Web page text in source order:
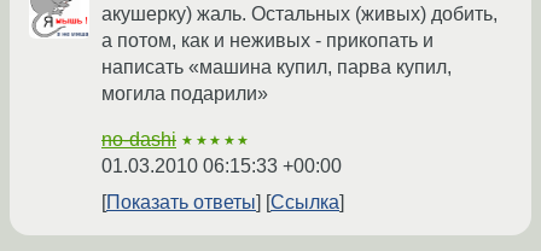
акушерку) жаль. Остальных (живых) добить,
а потом, как и неживых - прикопать и
написать «машина купил, парва купил,
могила подарили»
no-dashi ★★★★★
01.03.2010 06:15:33 +00:00
Показать ответы
Ссылка